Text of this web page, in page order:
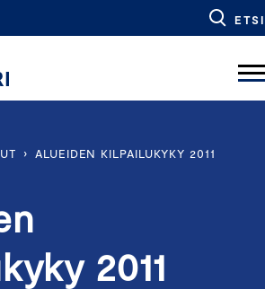
ETSI
› ALUEIDEN KILPAILUKYKY 2011
2011